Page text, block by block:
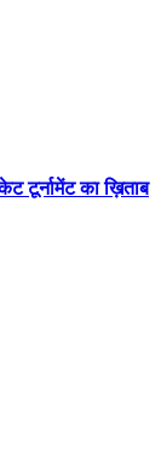
टूर्नामेंट का ख़िताब